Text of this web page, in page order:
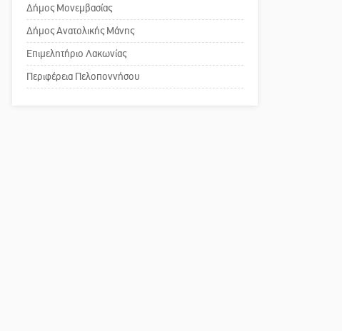
Δήμος Μονεμβασίας
Δήμος Ανατολικής Μάνης
Επιμελητήριο Λακωνίας
Περιφέρεια Πελοποννήσου